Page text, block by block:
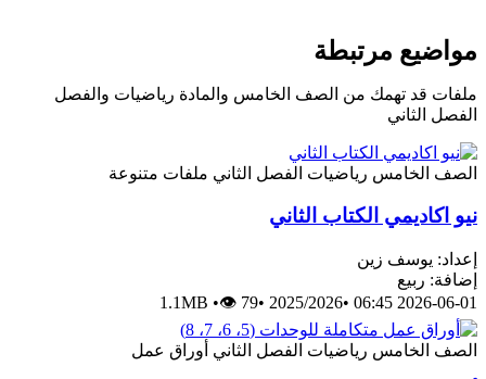
مرتبطة
قد تهمك من الصف الخامس والمادة رياضيات والفصل
الثاني
الخامس رياضيات الفصل الثاني ملفات متنوعة
اكاديمي الكتاب الثاني
يوسف زين
ربيع
2026-06-01
•
2025/2026
•
1.1MB •👁 79
الخامس رياضيات الفصل الثاني أوراق عمل